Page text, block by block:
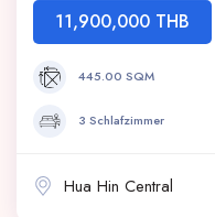
11,900,000 THB
445.00 SQM
3 Schlafzimmer
Hua Hin Central